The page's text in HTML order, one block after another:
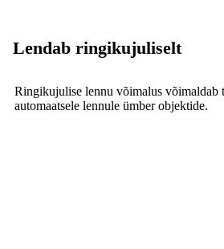
Lendab ringikujuliselt
Ringikujulise lennu võimalus võimaldab
automaatsele lennule ümber objektide.